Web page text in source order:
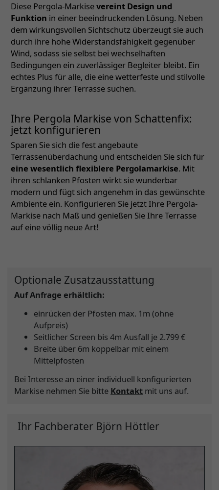
Diese Pergola-Markisevereint Design und
Funktion in einer beeindruckenden Lösung. Neben
dem wirkungsvollen Sichtschutz überzeugt sie auch
durch ihre hohe Widerstandsfähigkeit gegenüber
Wind, sodass sie selbst bei wechselhaften
Bedingungen ein zuverlässiger Begleiter bleibt. Ein
echtes Plus für alle, die eine wetterfeste und stilvolle
Ergänzung ihrer Terrasse suchen.
Ihre Pergola Markise von Schattenfix:
jetzt konfigurieren
Sparen Sie sich die fest angebaute
Terrassenüberdachung und entscheiden Sie sich für
eine wesentlich flexiblere Pergolamarkise. Mit
ihren schlanken Pfosten wirkt sie wunderbar
modern und fügt sich angenehm in das gewünschte
Ambiente ein. Konfigurieren Sie jetzt Ihre Pergola-
Markise nach Maß und genießen Sie Ihre Terrasse
auf eine völlig neue Art!
Optionale Zusatzausstattung
Auf Anfrage erhältlich:
einrücken der Pfosten max. 1m (ohne
Aufpreis)
Seitlicher Screen bis 4m Ausfall je 2.799 €
Breite über 6m koppelbar mit einem
Mittelpfosten
Bei Interesse an einer individuell konfigurierten
Markise nehmen Sie bitte Kontakt mit uns auf.
Ihr Fachberater Björn Höttler